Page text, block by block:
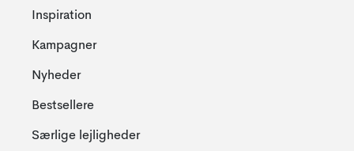
Inspiration
Kampagner
Nyheder
Bestsellere
Særlige lejligheder